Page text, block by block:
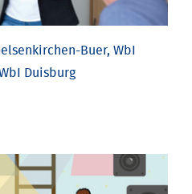
Buer, WbI
Duisburg